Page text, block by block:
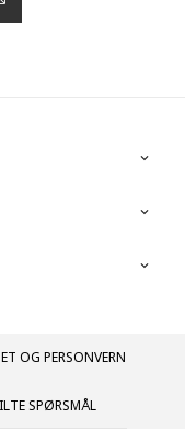
OG PERSONVERN
SPØRSMÅL